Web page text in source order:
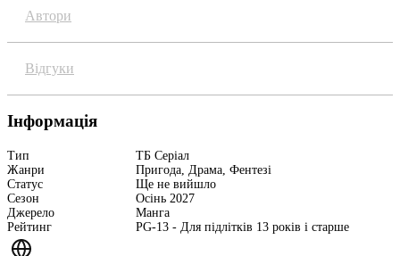
Автори
Відгуки
Інформація
Тип
ТБ Серіал
Жанри
Пригода, Драма, Фентезі
Статус
Ще не вийшло
Сезон
Осінь 2027
Джерело
Манга
Рейтинг
PG-13 - Для підлітків 13 років і старше